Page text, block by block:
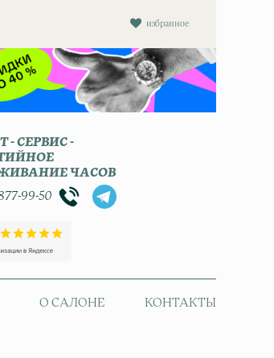
избранное
- СЕРВИС -
ЧАСОВ
99-50
О САЛОНЕ КОНТАКТЫ